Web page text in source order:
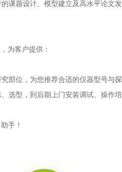
课题设计、模型建立及高水平论文
为客户提供：
部位，为您推荐合适的仪器型号与探
选型，到后期上门安装调试、操作
手！